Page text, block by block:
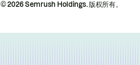
© 2026 Semrush Holdings.版权所有。